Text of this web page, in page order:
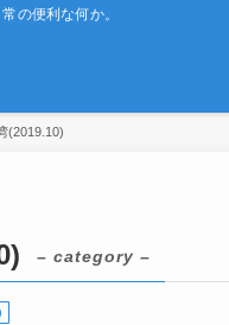
の便利な何か。
(2019.10)
– category –